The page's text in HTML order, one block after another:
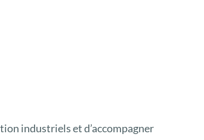
industriels et d’accompagner